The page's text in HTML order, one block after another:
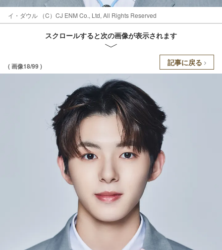
イ・ダウル （C）CJ ENM Co., Ltd, All Rights Reserved
スクロールすると次の画像が表示されます
( 画像18/99 ) 記事に戻る